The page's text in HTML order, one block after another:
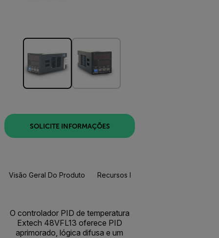
SOLICITE INFORMAÇÕES
Visão Geral Do Produto Recursos E Suporte
O controlador PID de temperatura
Extech 48VFL13 oferece PID
aprimorado, lógica difusa e um